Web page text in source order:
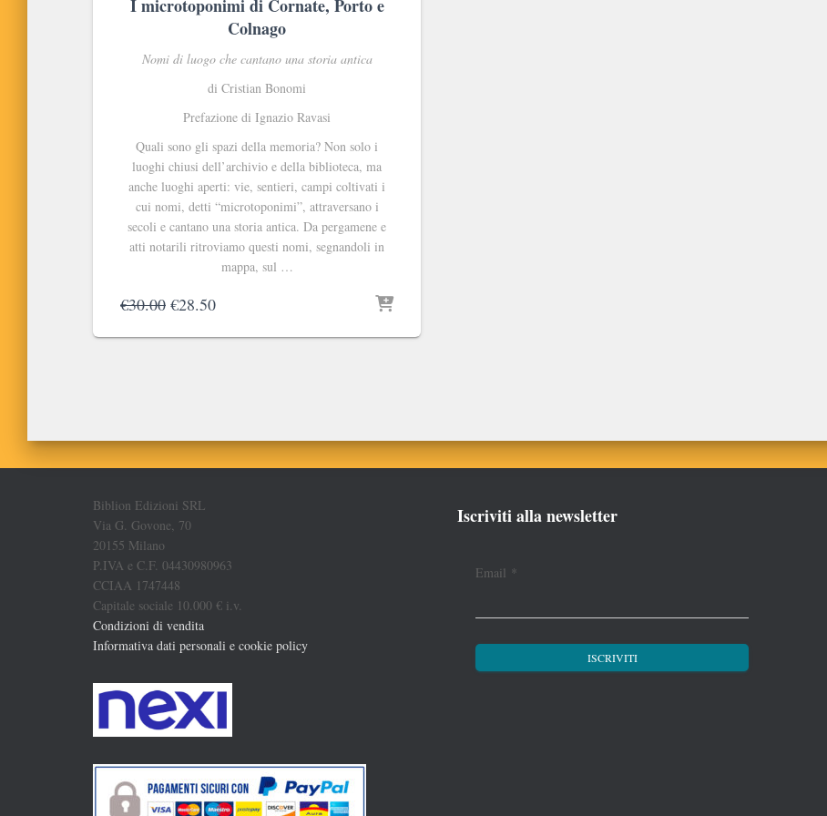
I microtoponimi di Cornate, Porto e
Colnago
Nomi di luogo che cantano una storia antica
di Cristian Bonomi
Prefazione di Ignazio Ravasi
Quali sono gli spazi della memoria? Non solo i
luoghi chiusi dell’archivio e della biblioteca, ma
anche luoghi aperti: vie, sentieri, campi coltivati i
cui nomi, detti “microtoponimi”, attraversano i
secoli e cantano una storia antica. Da pergamene e
atti notarili ritroviamo questi nomi, segnandoli in
mappa, sul …
€30.00 Il
originale
€28.50Il
attuale
Biblion Edizioni SRL
Via G. Govone, 70
20155 Milano
P.IVA e C.F. 04430980963
CCIAA 1747448
Capitale sociale 10.000 € i.v.
Condizioni di vendita
Informativa dati personali e cookie policy
Iscriviti alla newsletter
Email *